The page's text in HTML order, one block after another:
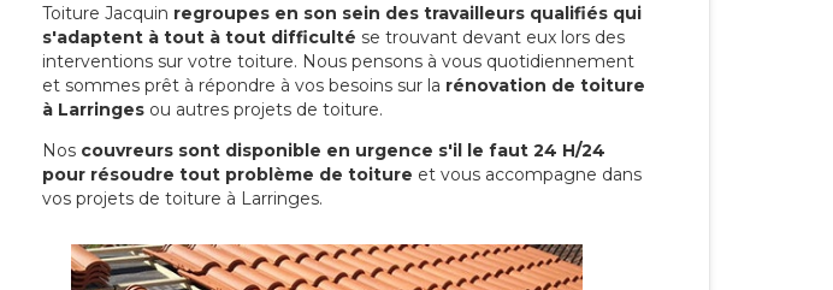
Toiture Jacquin regroupes en son sein des travailleurs qualifiés qui
s'adaptent à tout à tout difficulté se trouvant devant eux lors des
interventions sur votre toiture. Nous pensons à vous quotidiennement
et sommes prêt à répondre à vos besoins sur la rénovation de toiture
à Larringes ou autres projets de toiture.
Nos couvreurs sont disponible en urgence s'il le faut 24 H/24
pour résoudre tout problème de toiture et vous accompagne dans
vos projets de toiture à Larringes.